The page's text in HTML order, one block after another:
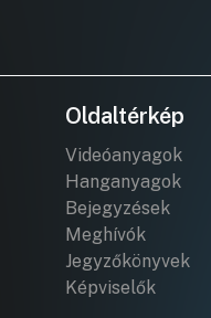
Oldaltérkép
Videóanyagok
Hanganyagok
Bejegyzések
Meghívók
Jegyzőkönyvek
Képviselők